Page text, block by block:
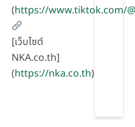
(https://www.tiktok.com/
[เว็บไซต์
NKA.co.th]
(https://nka.co.th)